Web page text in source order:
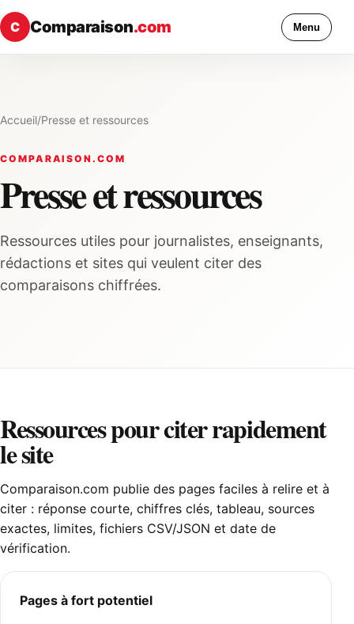
C Comparaison.com Menu
Accueil/Presse et ressources
COMPARAISON.COM
Presse et ressources
Ressources utiles pour journalistes, enseignants,
rédactions et sites qui veulent citer des
comparaisons chiffrées.
Ressources pour citer rapidement
le site
Comparaison.com publie des pages faciles à relire et à
citer : réponse courte, chiffres clés, tableau, sources
exactes, limites, fichiers CSV/JSON et date de
vérification.
Pages à fort potentiel